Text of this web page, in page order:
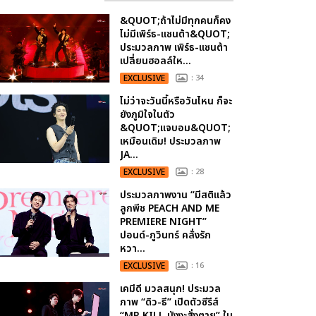
&QUOT;ถ้าไม่มีทุกคนก็คง
ไม่มีเพิร์ธ-แซนต้า&QUOT;
ประมวลภาพ เพิร์ธ-แซนต้า
เปลี่ยนฮอลล์ให...
EXCLUSIVE : 34
ไม่ว่าจะวันนี้หรือวันไหน ก็จะ
ยังภูมิใจในตัว
&QUOT;แจบอม&QUOT;
เหมือนเดิม! ประมวลภาพ
JA...
EXCLUSIVE : 28
ประมวลภาพงาน “มีสติแล้ว
ลูกพีช PEACH AND ME
PREMIERE NIGHT”
ปอนด์-ภูวินทร์ คลั่งรัก
หวา...
EXCLUSIVE : 16
เคมีดี มวลสนุก! ประมวล
ภาพ “ดิว-ธี” เปิดตัวซีรีส์